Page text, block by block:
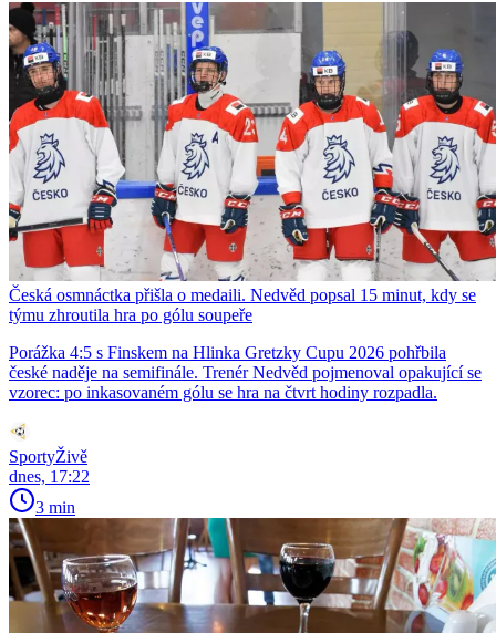
Česká osmnáctka přišla o medaili. Nedvěd popsal 15 minut, kdy se
týmu zhroutila hra po gólu soupeře
Porážka 4:5 s Finskem na Hlinka Gretzky Cupu 2026 pohřbila
české naděje na semifinále. Trenér Nedvěd pojmenoval opakující se
vzorec: po inkasovaném gólu se hra na čtvrt hodiny rozpadla.
SportyŽivě
dnes, 17:22
3 min